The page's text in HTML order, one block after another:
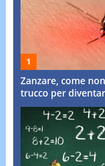
Zanzare, come
trucco per